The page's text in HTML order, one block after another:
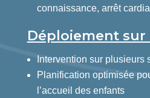
connaissance, arrêt
Déploiement sur
Intervention sur plusieurs
Planification optimisée
l’accueil des enfants